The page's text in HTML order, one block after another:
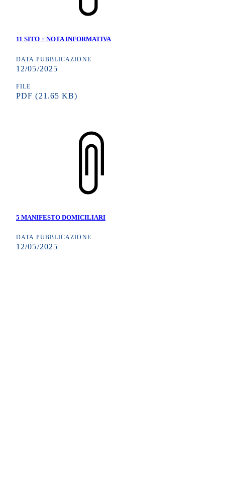
11 SITO + NOTA INFORMATIVA
DATA PUBBLICAZIONE
12/05/2025
FILE
PDF(21.65 KB)
5 MANIFESTO DOMICILIARI
DATA PUBBLICAZIONE
12/05/2025